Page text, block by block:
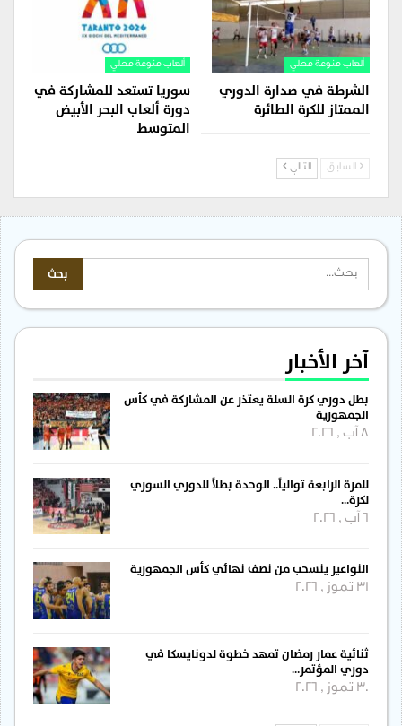
ألعاب منوعة محلي
الشرطة في صدارة الدوري
الممتاز للكرة الطائرة
ألعاب منوعة محلي
سوريا تستعد للمشاركة في
دورة ألعاب البحر الأبيض
المتوسط
السابق التالي
آخر الأخبار
بطل دوري كرة السلة يعتذر عن المشاركة في كأس
الجمهورية
للمرة الرابعة توالياً.. الوحدة بطلاً للدوري السوري
لكرة…
النواعير ينسحب من نصف نهائي كأس الجمهورية
31 تموز , 2026
ثنائية عمار رمضان تمهد خطوة لدونايسكا في
دوري المؤتمر…
30 تموز , 2026